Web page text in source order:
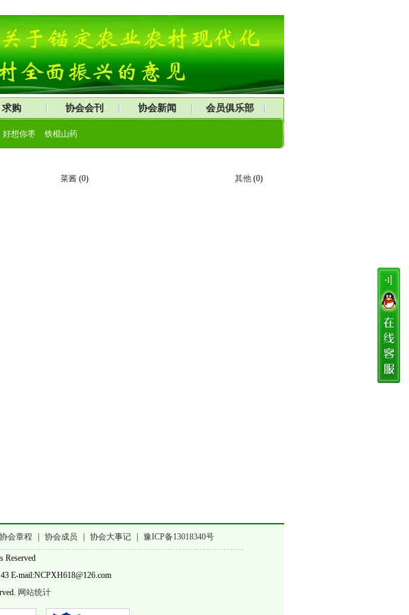
求购 协会会刊 协会新闻 会员俱乐部
好想你枣 铁棍山药
菜酱 (0) 其他 (0)
协会章程 协会成员 协会大事记 豫ICP备13018340号
Reserved
E-mail:NCPXH618@126.com
网站统计